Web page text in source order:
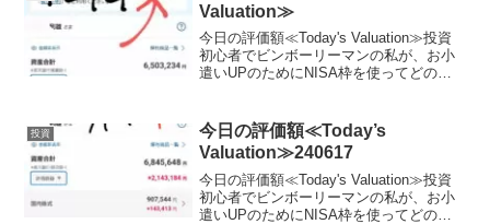
Valuation≫
今日の評価額≪Today's Valuation≫投資
初心者でビンボーリーマンの私が、お小
遣いUPのためにNISA枠を使ってどの銘
きるだけ投資に回すようにしています。
終...
投資
今日の評価額≪Today’s
Valuation≫240617
今日の評価額≪Today's Valuation≫投資
初心者でビンボーリーマンの私が、お小
遣いUPのためにNISA枠を使ってどの銘